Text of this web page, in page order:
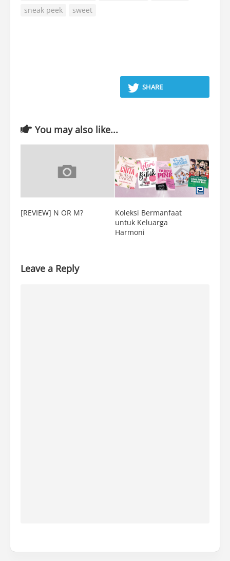
sneak peek
sweet
SHARE
You may also like...
[REVIEW] N OR M?
Koleksi Bermanfaat
untuk Keluarga
Harmoni
Leave a Reply